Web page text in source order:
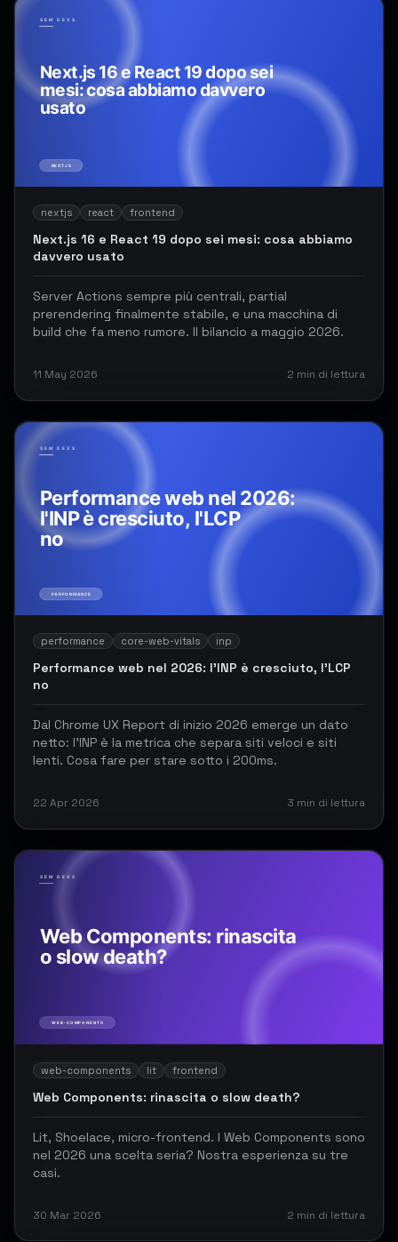
nextjs react frontend
Next.js 16 e React 19 dopo sei mesi: cosa abbiamo
davvero usato
Server Actions sempre più centrali, partial
prerendering finalmente stabile, e una macchina di
build che fa meno rumore. Il bilancio a maggio 2026.
11 May 2026 2 min di lettura
performance core-web-vitals inp
Performance web nel 2026: l'INP è cresciuto, l'LCP
no
Dal Chrome UX Report di inizio 2026 emerge un dato
netto: l'INP è la metrica che separa siti veloci e siti
lenti. Cosa fare per stare sotto i 200ms.
22 Apr 2026 3 min di lettura
web-components lit frontend
Web Components: rinascita o slow death?
Lit, Shoelace, micro-frontend. I Web Components sono
nel 2026 una scelta seria? Nostra esperienza su tre
casi.
30 Mar 2026 2 min di lettura